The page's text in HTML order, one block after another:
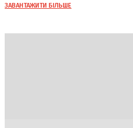
ЗАВАНТАЖИТИ БІЛЬШЕ